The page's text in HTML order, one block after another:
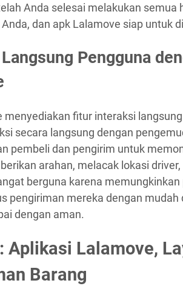
Anda selesai melakukan semua
dan apk Lalamove siap untuk
Pengguna
menyediakan fitur interaksi
secara langsung dengan
pembeli dan pengirim untuk
arahan, melacak lokasi
berguna karena
pengiriman mereka dengan
dengan aman.
Aplikasi Lalamove,
Barang